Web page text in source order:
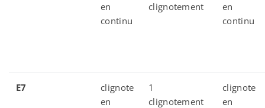
en
continu
clignotement
en
continu
E7
clignote
en
1
clignotement
clignote
en